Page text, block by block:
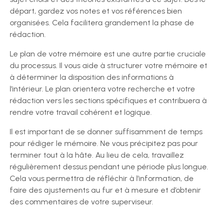
départ, gardez vos notes et vos références bien
organisées. Cela facilitera grandement la phase de
rédaction.
Le plan de votre mémoire est une autre partie cruciale
du processus. Il vous aide à structurer votre mémoire et
à déterminer la disposition des informations à
l’intérieur. Le plan orientera votre recherche et votre
rédaction vers les sections spécifiques et contribuera à
rendre votre travail cohérent et logique.
Il est important de se donner suffisamment de temps
pour rédiger le mémoire. Ne vous précipitez pas pour
terminer tout à la hâte. Au lieu de cela, travaillez
régulièrement dessus pendant une période plus longue.
Cela vous permettra de réfléchir à l’information, de
faire des ajustements au fur et à mesure et d’obtenir
des commentaires de votre superviseur.